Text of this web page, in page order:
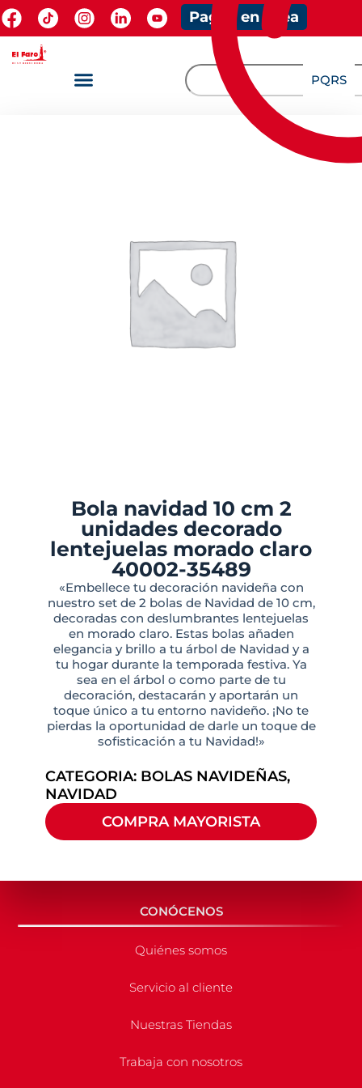
Pagos en línea
PQRS
Bola navidad 10 cm 2
unidades decorado
lentejuelas morado claro
40002-35489
«Embellece tu decoración navideña con
nuestro set de 2 bolas de Navidad de 10 cm,
decoradas con deslumbrantes lentejuelas
en morado claro. Estas bolas añaden
elegancia y brillo a tu árbol de Navidad y a
tu hogar durante la temporada festiva. Ya
sea en el árbol o como parte de tu
decoración, destacarán y aportarán un
toque único a tu entorno navideño. ¡No te
pierdas la oportunidad de darle un toque de
sofisticación a tu Navidad!»
CATEGORIA: BOLAS NAVIDEÑAS,
NAVIDAD
COMPRA MAYORISTA
CONÓCENOS
Quiénes somos
Servicio al cliente
Nuestras Tiendas
Trabaja con nosotros